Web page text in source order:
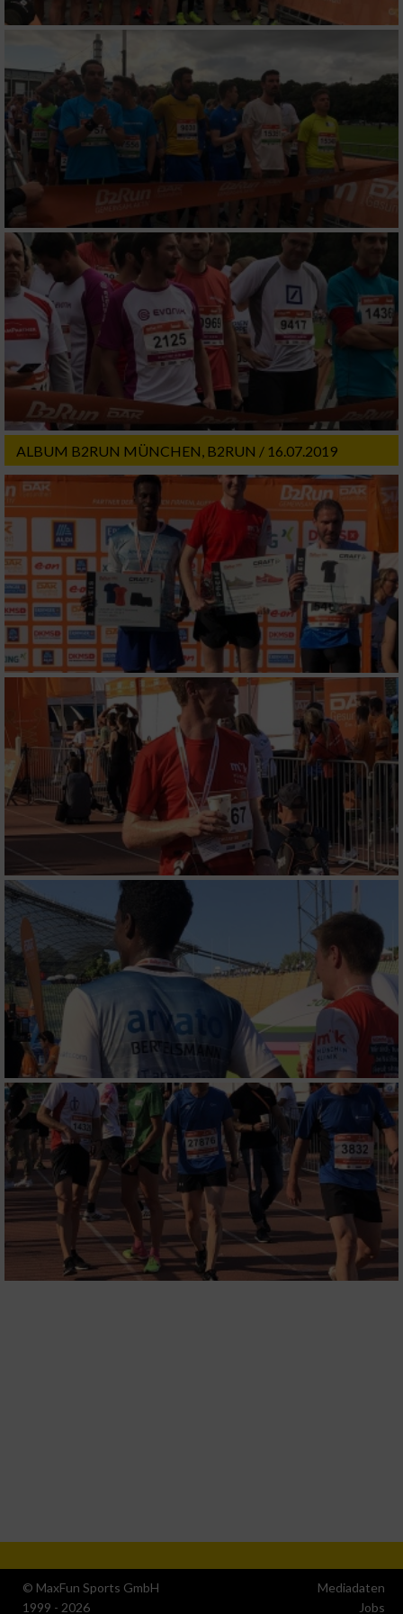
ALBUM B2RUN MÜNCHEN, B2RUN / 16.07.2019
© MaxFun Sports GmbH
1999 - 2026
Mediadaten
Jobs
IAB-Besonderheiten:
Verwendung genauer Standortdaten
Geräte anhand von aktiv angeforderten
Informationen identifizieren
Nicht-IAB-Verarbeitungszwecke:
Performance
Funktional
Werbung